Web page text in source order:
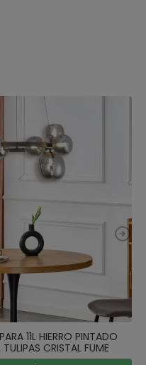
11L HIERRO PINTADO
CRISTAL FUME